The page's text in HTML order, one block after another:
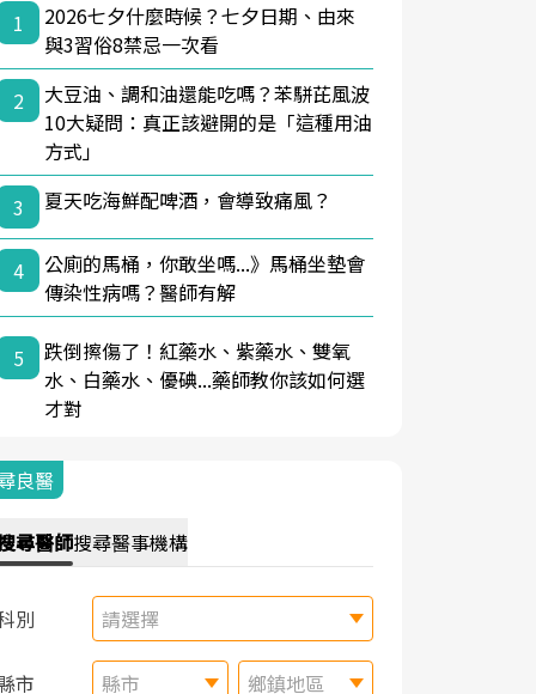
1
2026七夕什麼時候？七夕日期、由來
與3習俗8禁忌一次看
2
大豆油、調和油還能吃嗎？苯駢芘風波
10大疑問：真正該避開的是「這種用油
方式」
3
夏天吃海鮮配啤酒，會導致痛風？
4
公廁的馬桶，你敢坐嗎...》馬桶坐墊會
傳染性病嗎？醫師有解
5
跌倒擦傷了！紅藥水、紫藥水、雙氧
水、白藥水、優碘...藥師教你該如何選
才對
良醫
尋醫師搜尋醫事機構
別 請選擇
市 縣市 鄉鎮地區